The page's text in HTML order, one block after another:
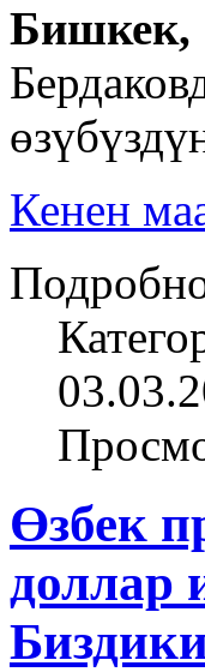
Кенен
Өзбек
доллар